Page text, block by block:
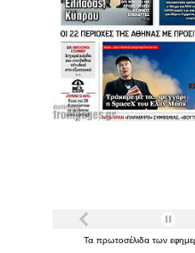
Τα πρωτοσέλιδα των